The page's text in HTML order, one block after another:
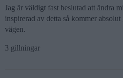
Jag är väldigt fast beslutad att ändra
inspirerad av detta så kommer
vägen.
3 gillningar